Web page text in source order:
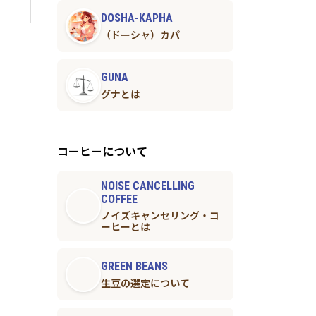
DOSHA-KAPHA
（ドーシャ）カパ
GUNA
グナとは
コーヒーについて
NOISE CANCELLING
COFFEE
ノイズキャンセリング・コ
ーヒーとは
GREEN BEANS
生豆の選定について